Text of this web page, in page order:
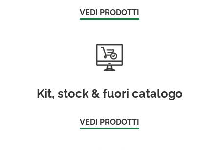
VEDI PRODOTTI
Kit, stock & fuori catalogo
VEDI PRODOTTI